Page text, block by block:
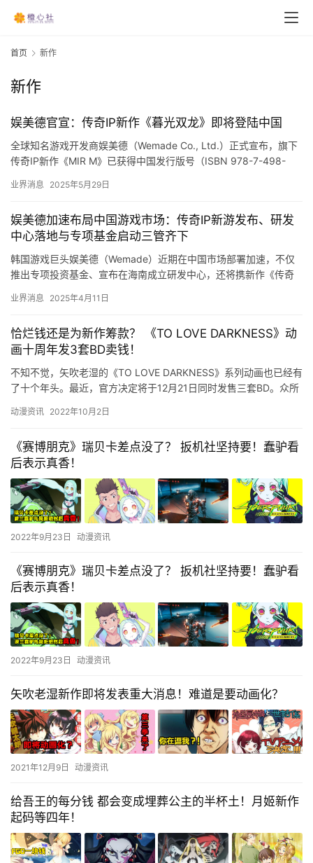
首页 新作
新作
娱美德官宣：传奇IP新作《暮光双龙》即将登陆中国
全球知名游戏开发商娱美德（Wemade Co., Ltd.）正式宣布，旗下
传奇IP新作《MIR M》已获得中国发行版号（ISBN 978-7-498-
业界消息 2025年5月29日
娱美德加速布局中国游戏市场：传奇IP新游发布、研发
中心落地与专项基金启动三管齐下
韩国游戏巨头娱美德（Wemade）近期在中国市场部署加速，不仅
推出专项投资基金、宣布在海南成立研发中心，还将携新作《传奇
举…
业界消息 2025年4月11日
恰烂钱还是为新作筹款？ 《TO LOVE DARKNESS》动
画十周年发3套BD卖钱！
不知不觉，矢吹老湿的《TO LOVE DARKNESS》系列动画也已经有
了十个年头。最近，官方决定将于12月21日同时发售三套BD。众所
动漫资讯 2022年10月2日
《赛博朋克》瑞贝卡差点没了？ 扳机社坚持要！蠢驴看
后表示真香！
2022年9月23日 动漫资讯
《赛博朋克》瑞贝卡差点没了？ 扳机社坚持要！蠢驴看
后表示真香！
2022年9月23日 动漫资讯
矢吹老湿新作即将发表重大消息！难道是要动画化？
2021年12月9日 动漫资讯
给吾王的每分钱 都会变成埋葬公主的半杯土！月姬新作
起码等四年！